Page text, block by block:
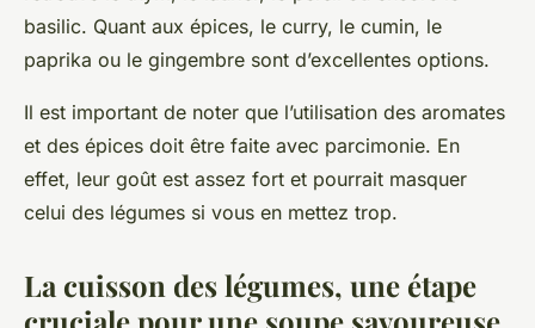
basilic. Quant aux épices, le curry, le cumin, le
paprika ou le gingembre sont d’excellentes options.
Il est important de noter que l’utilisation des aromates
et des épices doit être faite avec parcimonie. En
effet, leur goût est assez fort et pourrait masquer
celui des légumes si vous en mettez trop.
La cuisson des légumes, une étape